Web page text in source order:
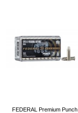
FEDERAL Premium Punch